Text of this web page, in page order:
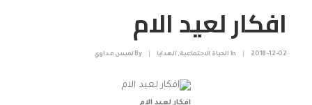
افكار لعيد الام
2018-12-02
In الحياة الاجتماعية , الهدايا By لميس مداوي
افكار لعيد الام